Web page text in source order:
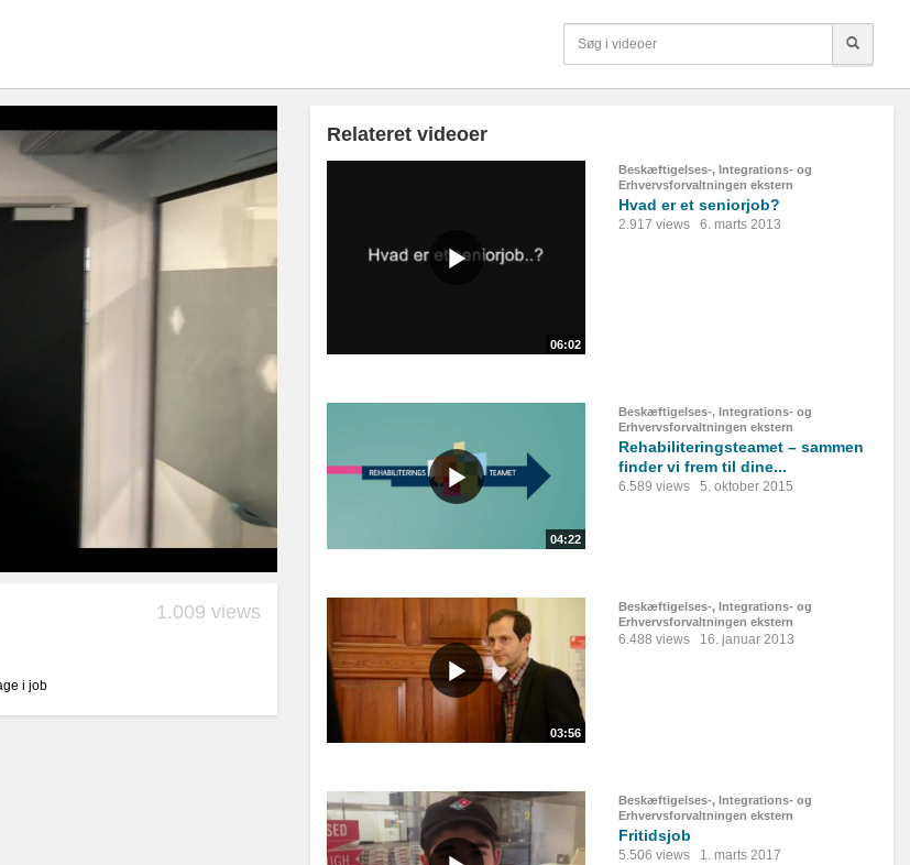
1.009 views
i job
Relateret videoer
06:02
Beskæftigelses-, Integrations- og
Erhvervsforvaltningen ekstern
Hvad er et seniorjob?
2.917 views 6. marts 2013
04:22
Beskæftigelses-, Integrations- og
Erhvervsforvaltningen ekstern
Rehabiliteringsteamet – sammen
finder vi frem til dine...
6.589 views 5. oktober 2015
03:56
Beskæftigelses-, Integrations- og
Erhvervsforvaltningen ekstern
6.488 views 16. januar 2013
Beskæftigelses-, Integrations- og
Erhvervsforvaltningen ekstern
Fritidsjob
5.506 views 1. marts 2017